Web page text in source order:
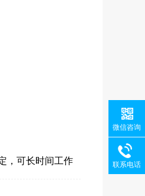
，可长时间工作
微信咨询
联系电话